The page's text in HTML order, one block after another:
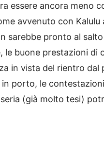
essere ancora meno
avvenuto con
sarebbe pronto al
le buone prestazioni di
in vista del rientro dal
in porto, le
(già molto tesi)